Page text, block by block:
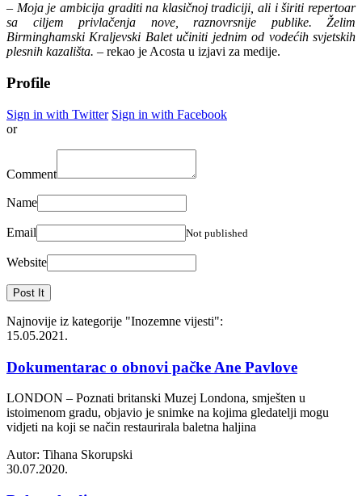
– Moja je ambicija graditi na klasičnoj tradiciji, ali i širiti repertoar
sa ciljem privlačenja nove, raznovrsnije publike. Želim
Birminghamski Kraljevski Balet učiniti jednim od vodećih svjetskih
plesnih kazališta. – rekao je Acosta u izjavi za medije.
Profile
Sign in with Twitter Sign in with Facebook
or
Comment
Name
Email Not published
Website
Najnovije iz kategorije "Inozemne vijesti":
15.05.2021.
Dokumentarac o obnovi pačke Ane Pavlove
LONDON – Poznati britanski Muzej Londona, smješten u
istoimenom gradu, objavio je snimke na kojima gledatelji mogu
vidjeti na koji se način restaurirala baletna haljina
Autor: Tihana Skorupski
30.07.2020.